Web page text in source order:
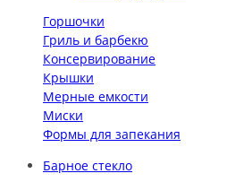
Горшочки
Гриль и барбекю
Консервирование
Крышки
Мерные емкости
Миски
Формы для запекания
Барное стекло